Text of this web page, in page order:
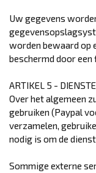
Uw gegevens
worden bewaard op
beschermd door een
ARTIKEL 5 -
Over het algemeen
gebruiken (Paypal
verzamelen,
nodig is om de
Sommige externe